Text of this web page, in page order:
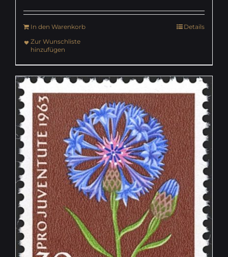
In den Warenkorb
Details
Zur Wunschliste
hinzufügen